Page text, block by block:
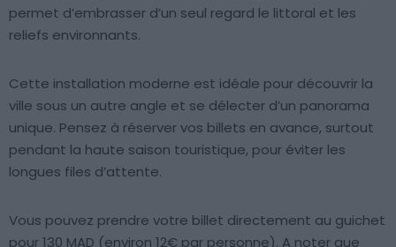
permet d’embrasser d’un seul regard le littoral et les
reliefs environnants.
Cette installation moderne est idéale pour découvrir la
ville sous un autre angle et se délecter d’un panorama
unique. Pensez à réserver vos billets en avance, surtout
pendant la haute saison touristique, pour éviter les
longues files d’attente.
Vous pouvez prendre votre billet directement au guichet
pour 130 MAD (environ 12€ par personne). A noter que